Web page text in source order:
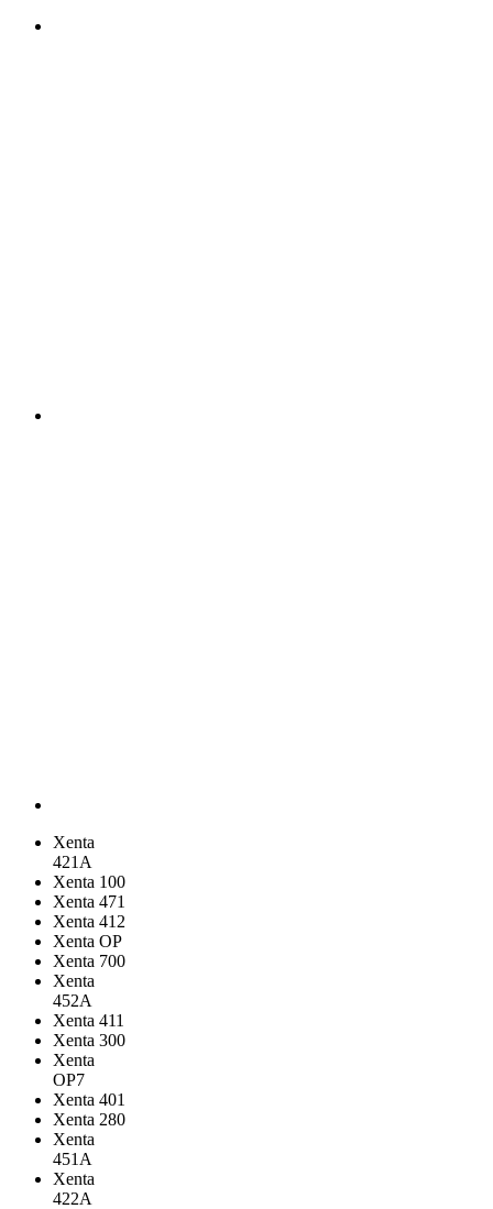
Xenta
421A
Xenta 100
Xenta 471
Xenta 412
Xenta OP
Xenta 700
Xenta
452A
Xenta 411
Xenta 300
Xenta
OP7
Xenta 401
Xenta 280
Xenta
451A
Xenta
422A